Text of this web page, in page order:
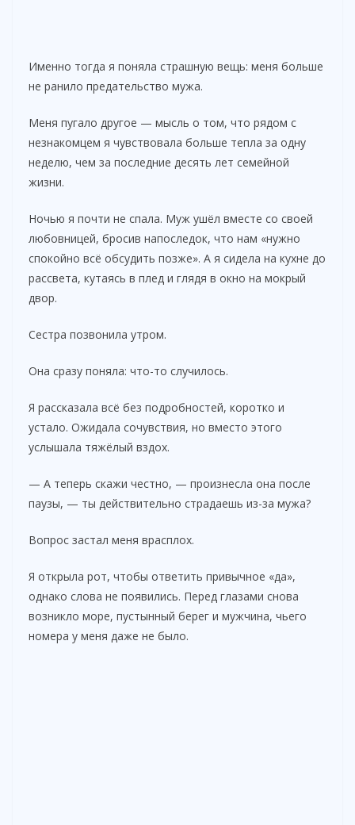
Именно тогда я поняла страшную вещь: меня больше
не ранило предательство мужа.
Меня пугало другое — мысль о том, что рядом с
незнакомцем я чувствовала больше тепла за одну
неделю, чем за последние десять лет семейной
жизни.
Ночью я почти не спала. Муж ушёл вместе со своей
любовницей, бросив напоследок, что нам «нужно
спокойно всё обсудить позже». А я сидела на кухне до
рассвета, кутаясь в плед и глядя в окно на мокрый
двор.
Сестра позвонила утром.
Она сразу поняла: что-то случилось.
Я рассказала всё без подробностей, коротко и
устало. Ожидала сочувствия, но вместо этого
услышала тяжёлый вздох.
— А теперь скажи честно, — произнесла она после
паузы, — ты действительно страдаешь из-за мужа?
Вопрос застал меня врасплох.
Я открыла рот, чтобы ответить привычное «да»,
однако слова не появились. Перед глазами снова
возникло море, пустынный берег и мужчина, чьего
номера у меня даже не было.